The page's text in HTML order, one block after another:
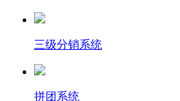
三级分销系统
拼团系统